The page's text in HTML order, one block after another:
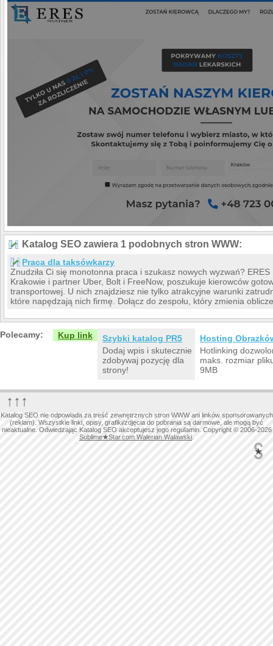
Katalog SEO zawiera 1 podobnych stron WWW:
Praca dla taksówkarzy
Znudziła Ci się monotonna praca i szukasz nowych wyzwań?
Krakowie i partner Uber, Bolt i FreeNow, poszukuje kierowców
transportowej. U nich znajdziesz nie tylko atrakcyjne warunki
które napędzają nich firmę. Dołącz do zespołu, który zmienia
Polecamy: Kup link
Szybki katalog PR5
Dodaj wpis i skutecznie
zdobywaj pozycję dla
strony!
Hosting
Hotlinking
maks. rozmiar
9MB
↑↑↑
Katalog SEO nie odpowiada za treść zewnętrznych stron WWW ani linków sponsorowanych
(reklam). Wszystkie linki, opisy, grafiki/zdjęcia do pobrania są darmowe, ale mogą być
nieaktualne. Odwiedzając Katalog SEO akceptujesz jego regulamin. Copyright © 2006-2026
Sublime★Star.com Walerian Walawski